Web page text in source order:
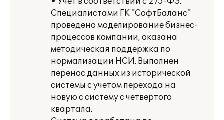
Специалистами ГК "СофтБаланс"
проведено моделирование бизнес-
процессов компании, оказана
методическая поддержка по
нормализации НСИ. Выполнен
перенос данных из исторической
системы с учетом перехода на
новую с систему с четвертого
квартала.